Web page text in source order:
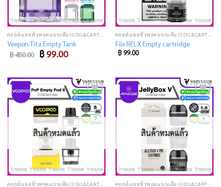
Veepon Tita Empty Tank
฿450.00 Original
price
฿ 99.00Current
price
Fiix RELX Empty cartridge
฿99.00
Add
to
wishlist
สินค้าหมดแล้ว
Add
to
wishlist
สินค้าหมดแล้ว